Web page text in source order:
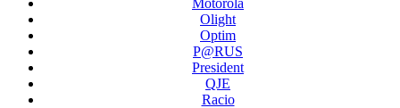
Motorola
Olight
Optim
P@RUS
President
QJE
Racio